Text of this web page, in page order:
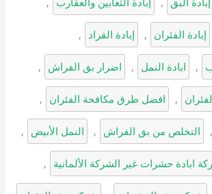
إبادة الفئران , إبادة القراد ,
, ابادة النمل , اضرار بق الفراش ,
, افضل طرق مكافحة الفئران ,
, التخلص من بق الفراش , النمل الأبيض ,
ابادة حشرات غير الشركة الألمانية ,